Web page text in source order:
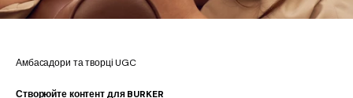
Амбасадори та творці UGC
Створюйте контент для BURKER